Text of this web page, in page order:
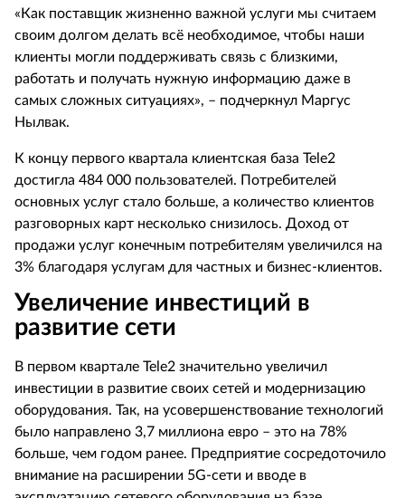
«Как поставщик жизненно важной услуги мы считаем
своим долгом делать всё необходимое, чтобы наши
клиенты могли поддерживать связь с близкими,
работать и получать нужную информацию даже в
самых сложных ситуациях», – подчеркнул Маргус
Нылвак.
К концу первого квартала клиентская база Tele2
достигла 484 000 пользователей. Потребителей
основных услуг стало больше, а количество клиентов
разговорных карт несколько снизилось. Доход от
продажи услуг конечным потребителям увеличился на
3% благодаря услугам для частных и бизнес-клиентов.
Увеличение инвестиций в
развитие сети
В первом квартале Tele2 значительно увеличил
инвестиции в развитие своих сетей и модернизацию
оборудования. Так, на усовершенствование технологий
было направлено 3,7 миллиона евро – это на 78%
больше, чем годом ранее. Предприятие сосредоточило
внимание на расширении 5G-сети и вводе в